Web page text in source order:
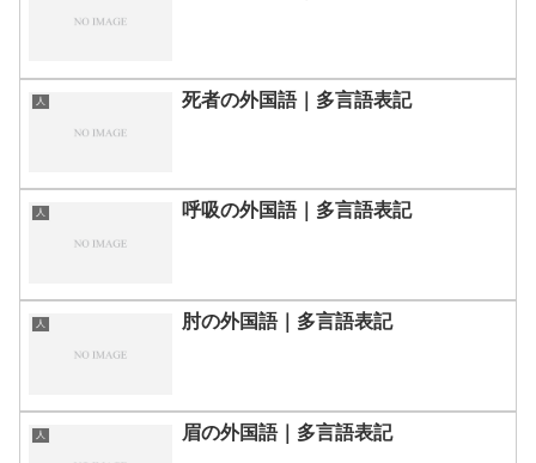
人 死者の外国語｜多言語表記
人 呼吸の外国語｜多言語表記
人 肘の外国語｜多言語表記
人 眉の外国語｜多言語表記